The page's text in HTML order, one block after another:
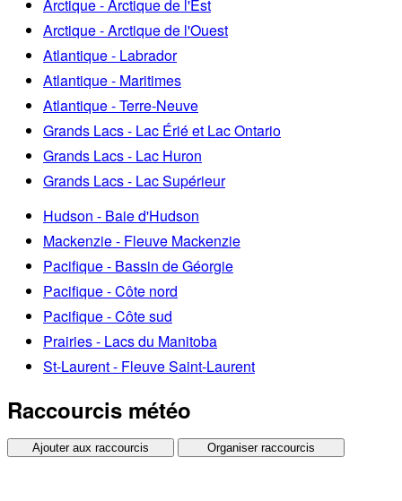
Arctique - Arctique de l'Est
Arctique - Arctique de l'Ouest
Atlantique - Labrador
Atlantique - Maritimes
Atlantique - Terre-Neuve
Grands Lacs - Lac Érié et Lac Ontario
Grands Lacs - Lac Huron
Grands Lacs - Lac Supérieur
Hudson - Baie d'Hudson
Mackenzie - Fleuve Mackenzie
Pacifique - Bassin de Géorgie
Pacifique - Côte nord
Pacifique - Côte sud
Prairies - Lacs du Manitoba
St-Laurent - Fleuve Saint-Laurent
Raccourcis météo
Ajouter aux raccourcis Organiser raccourcis